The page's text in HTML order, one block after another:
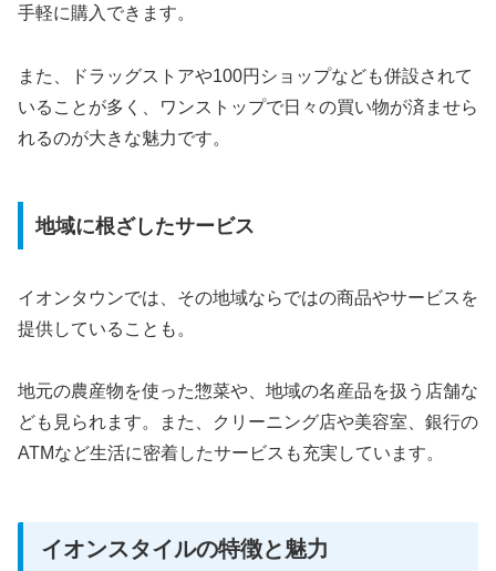
手軽に購入できます。
また、ドラッグストアや100円ショップなども併設されて
いることが多く、ワンストップで日々の買い物が済ませら
れるのが大きな魅力です。
地域に根ざしたサービス
イオンタウンでは、その地域ならではの商品やサービスを
提供していることも。
地元の農産物を使った惣菜や、地域の名産品を扱う店舗な
ども見られます。また、クリーニング店や美容室、銀行の
ATMなど生活に密着したサービスも充実しています。
イオンスタイルの特徴と魅力